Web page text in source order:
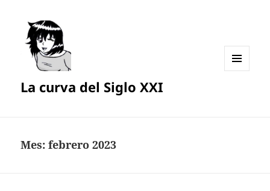
La curva del Siglo XXI
Mes:febrero 2023